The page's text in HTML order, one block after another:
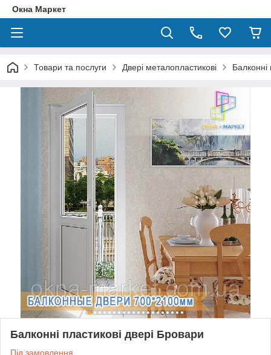
Окна Маркет
Товари та послуги Двері металопластикові Балконні
Балконні пластикові двері Бровари
Під замовлення